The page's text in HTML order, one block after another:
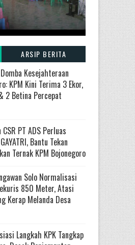
ARSIP BERITA
Kesejahteraan
KPM Kini Terima 3 Ekor,
2 Betina Percepat
CSR PT ADS Perluas
Bantu Tekan
Ternak KPM Bojonegoro
Solo Normalisasi
850 Meter, Atasi
Kerap Melanda Desa
Langkah KPK Tangkap